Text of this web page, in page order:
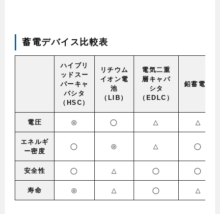
蓄電デバイス比較表
ハイブリ
ッドスー
パーキャ
パシタ
（HSC）
リチウム
イオン電
池
（LIB）
電気二重
層キャパ
シタ
（EDLC）
鉛蓄電池
電圧 ◎ ◯ △ △
エネルギ
ー密度
◯ ◎ △ ◯
安全性 ◯ △ ◯ ◯
寿命 ◎ △ ◯ △